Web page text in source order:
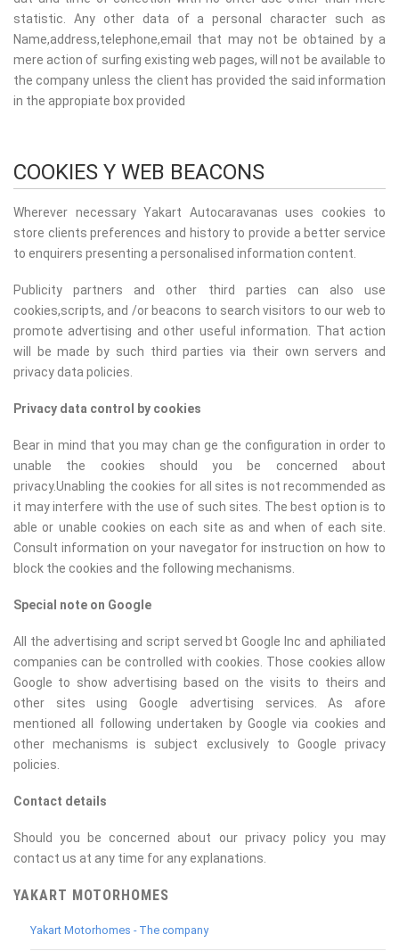
statistic. Any other data of a personal character such as
Name,address,telephone,email that may not be obtained by a
mere action of surfing existing web pages, will not be available to
the company unless the client has provided the said information
in the appropiate box provided
COOKIES Y WEB BEACONS
Wherever necessary Yakart Autocaravanas uses cookies to
store clients preferences and history to provide a better service
to enquirers presenting a personalised information content.
Publicity partners and other third parties can also use
cookies,scripts, and /or beacons to search visitors to our web to
promote advertising and other useful information. That action
will be made by such third parties via their own servers and
privacy data policies.
Privacy data control by cookies
Bear in mind that you may chan ge the configuration in order to
unable the cookies should you be concerned about
privacy.Unabling the cookies for all sites is not recommended as
it may interfere with the use of such sites. The best option is to
able or unable cookies on each site as and when of each site.
Consult information on your navegator for instruction on how to
block the cookies and the following mechanisms.
Special note on Google
All the advertising and script served bt Google Inc and aphiliated
companies can be controlled with cookies. Those cookies allow
Google to show advertising based on the visits to theirs and
other sites using Google advertising services. As afore
mentioned all following undertaken by Google via cookies and
other mechanisms is subject exclusively to Google privacy
policies.
Contact details
Should you be concerned about our privacy policy you may
contact us at any time for any explanations.
YAKART MOTORHOMES
Yakart Motorhomes - The company